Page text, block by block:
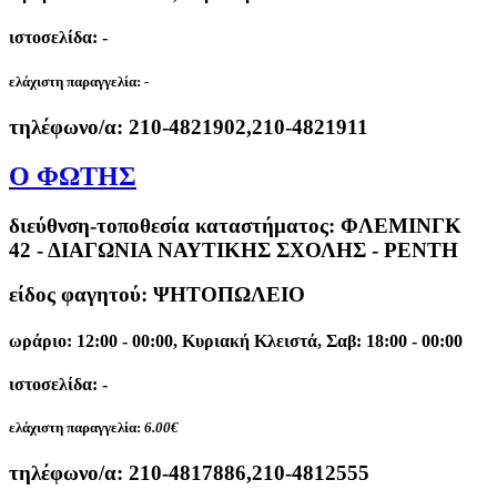
ιστοσελίδα: -
ελάχιστη παραγγελία: -
τηλέφωνο/α: 210-4821902,210-4821911
Ο ΦΩΤΗΣ
διεύθνση-τοποθεσία καταστήματος: ΦΛΕΜΙΝΓΚ
42 - ΔΙΑΓΩΝΙΑ ΝΑΥΤΙΚΗΣ ΣΧΟΛΗΣ - ΡΕΝΤΗ
είδος φαγητού: ΨΗΤΟΠΩΛΕΙΟ
ωράριο: 12:00 - 00:00, Κυριακή Κλειστά, Σαβ: 18:00 - 00:00
ιστοσελίδα: -
ελάχιστη παραγγελία: 6.00€
τηλέφωνο/α: 210-4817886,210-4812555